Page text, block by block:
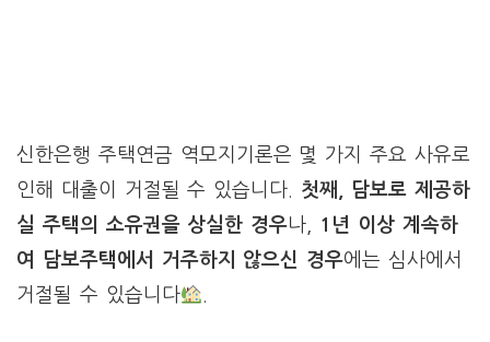
신한은행 주택연금 역모지기론은 몇 가지 주요 사유로
인해 대출이 거절될 수 있습니다. 첫째, 담보로 제공하
실 주택의 소유권을 상실한 경우나,
1년 이상 계속하
여 담보주택에서 거주하지 않으신 경우에는 심사에서
거절될 수 있습니다